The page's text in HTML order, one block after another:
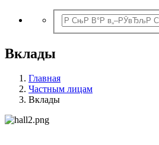
Вклады
Главная
Частным лицам
Вклады